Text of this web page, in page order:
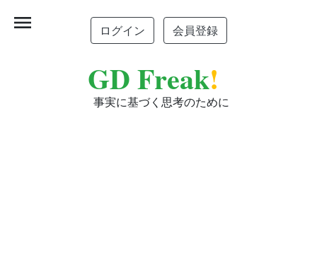
ログイン 会員登録
GD Freak!
事実に基づく思考のために
menu